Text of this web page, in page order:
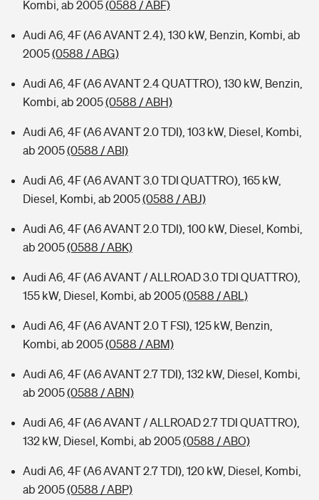
Kombi, ab 2005(0588 / ABF)
Audi A6, 4F (A6 AVANT 2.4), 130 kW, Benzin, Kombi, ab
2005(0588 / ABG)
Audi A6, 4F (A6 AVANT 2.4 QUATTRO), 130 kW, Benzin,
Kombi, ab 2005(0588 / ABH)
Audi A6, 4F (A6 AVANT 2.0 TDI), 103 kW, Diesel, Kombi,
ab 2005(0588 / ABI)
Audi A6, 4F (A6 AVANT 3.0 TDI QUATTRO), 165 kW,
Diesel, Kombi, ab 2005(0588 / ABJ)
Audi A6, 4F (A6 AVANT 2.0 TDI), 100 kW, Diesel, Kombi,
ab 2005(0588 / ABK)
Audi A6, 4F (A6 AVANT / ALLROAD 3.0 TDI QUATTRO),
155 kW, Diesel, Kombi, ab 2005(0588 / ABL)
Audi A6, 4F (A6 AVANT 2.0 T FSI), 125 kW, Benzin,
Kombi, ab 2005(0588 / ABM)
Audi A6, 4F (A6 AVANT 2.7 TDI), 132 kW, Diesel, Kombi,
ab 2005(0588 / ABN)
Audi A6, 4F (A6 AVANT / ALLROAD 2.7 TDI QUATTRO),
132 kW, Diesel, Kombi, ab 2005(0588 / ABO)
Audi A6, 4F (A6 AVANT 2.7 TDI), 120 kW, Diesel, Kombi,
ab 2005(0588 / ABP)